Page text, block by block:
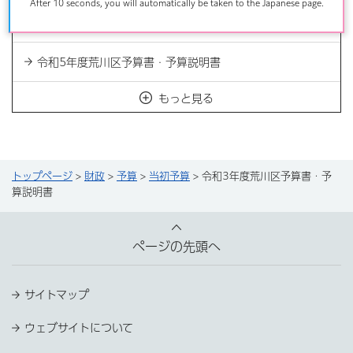
After 10 seconds, you will automatically be taken to the Japanese page.
令和5年度荒川区予算書・予算説明書
もっと見る
トップページ > 財政 > 予算 > 当初予算 > 令和3年度荒川区予算書・予
算説明書
ページの先頭へ
サイトマップ
ウェブサイトについて